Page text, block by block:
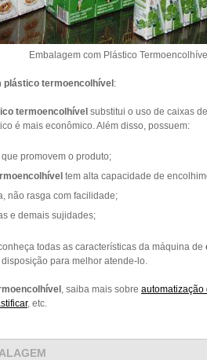
Embalagem com Plástico Termoencolhível
plástico termoencolhível :
termoencolhível substitui o uso de caixas
é mais econômico. Além disso, possuem:
promovem o produto;
tem alta capacidade de
não rasga com facilidade;
e demais sujidades;
todas as características da máquina de
para melhor atende-lo.
, saiba mais sobre automatização
, etc.